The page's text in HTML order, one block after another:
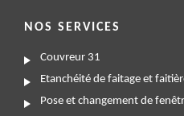
NOS SERVICES
Couvreur 31
Etanchéité de faitage et
Pose et changement de